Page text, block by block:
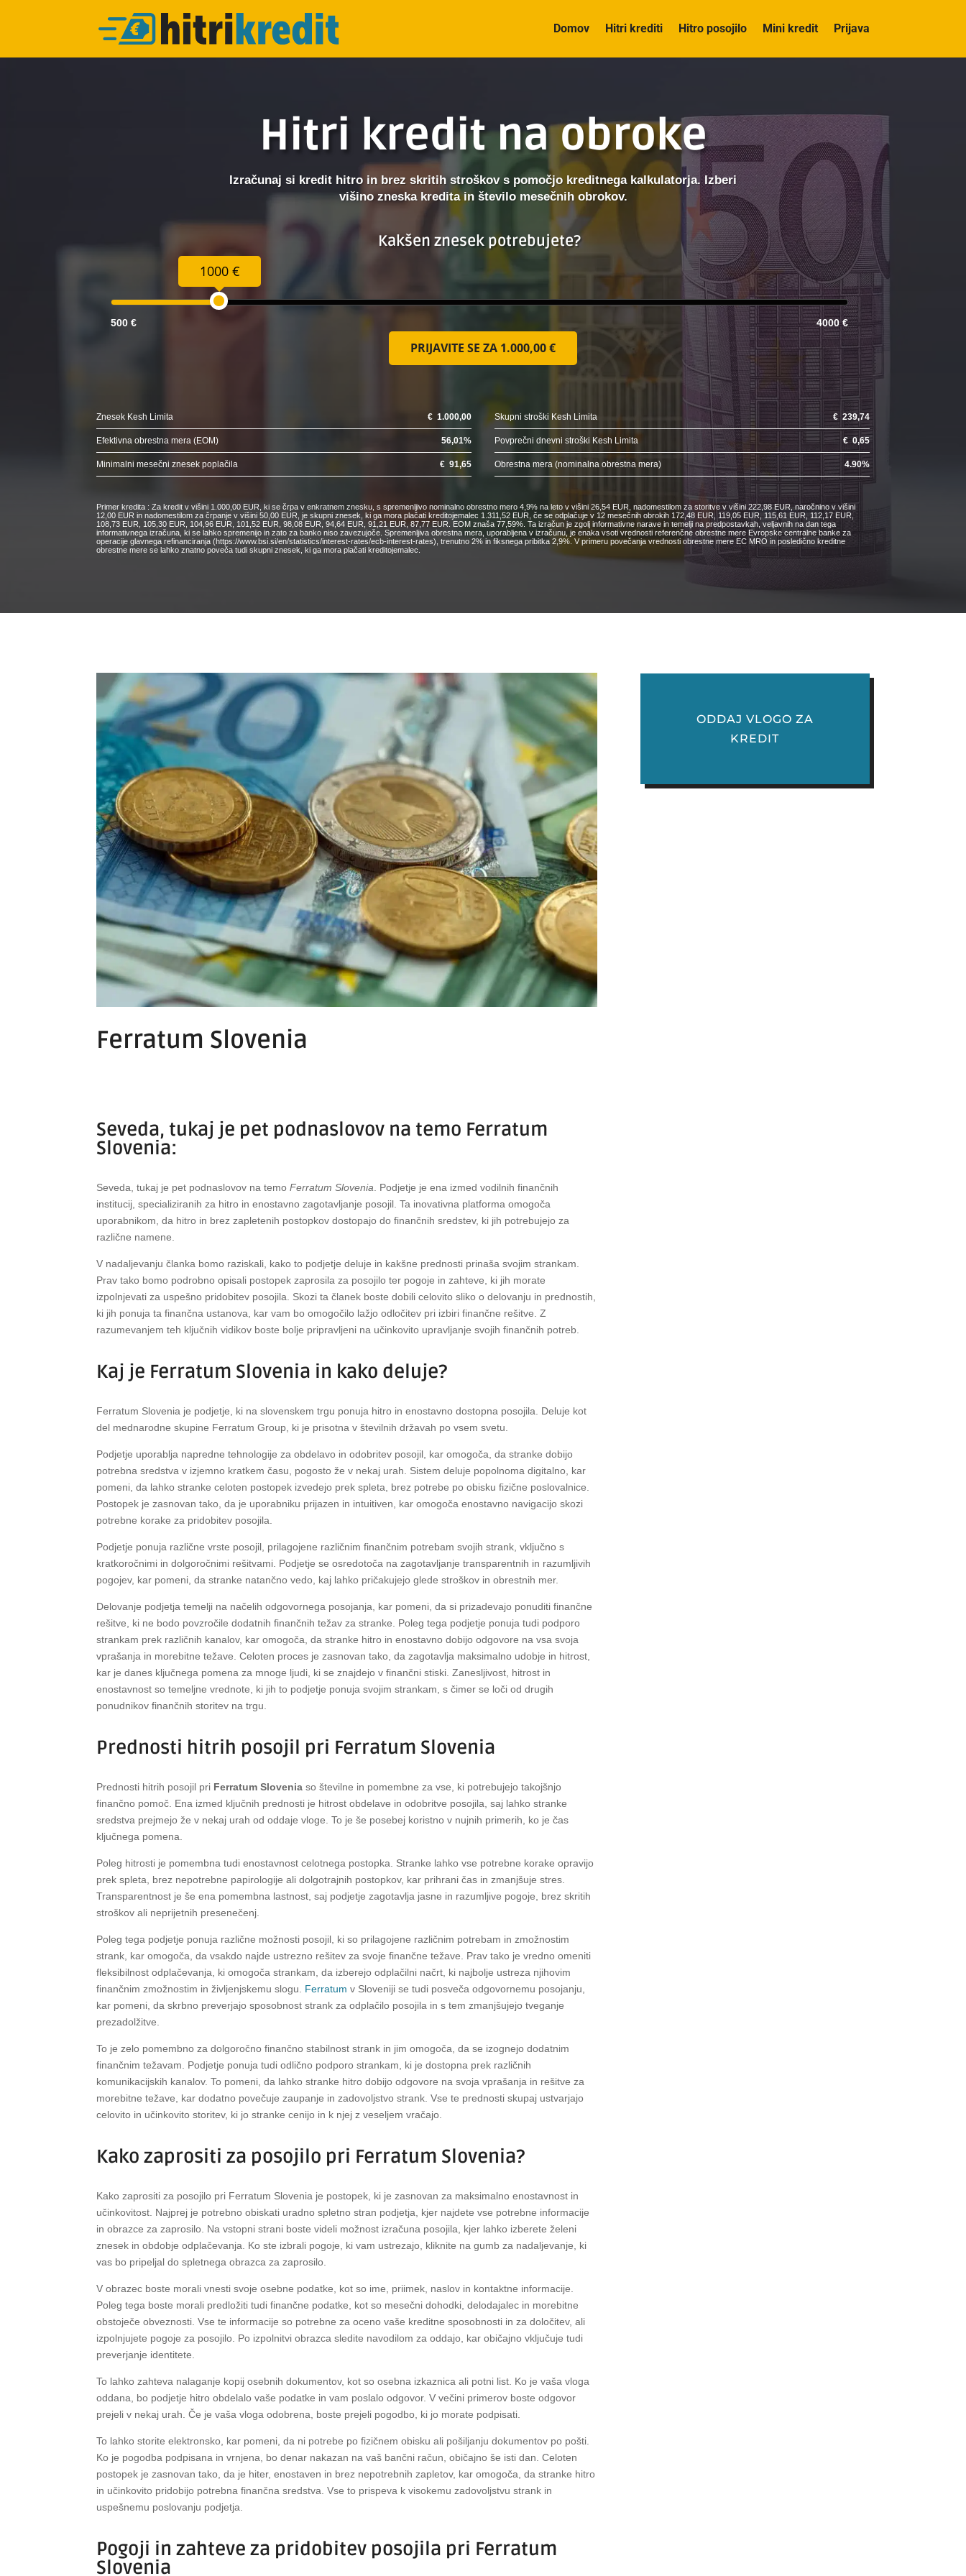
Domov Hitri krediti Hitro posojilo Mini kredit Prijava
Hitri kredit na obroke
Izračunaj si kredit hitro in brez skritih stroškov s pomočjo kreditnega kalkulatorja. Izberi
višino zneska kredita in število mesečnih obrokov.
Kakšen znesek potrebujete?
1000 €
500 € 4000 €
PRIJAVITE SE ZA 1.000,00 €
Znesek Kesh Limita € 1.000,00 Skupni stroški Kesh Limita € 239,74
Efektivna obrestna mera (EOM) 56,01% Povprečni dnevni stroški Kesh Limita €0,65
Minimalni mesečni znesek poplačila € 91,65 Obrestna mera (nominalna obrestna mera) 4.90%
Primer kredita : Za kredit v višini 1.000,00 EUR, ki se črpa v enkratnem znesku, s spremenljivo nominalno obrestno mero 4,9% na leto v višini 26,54 EUR, nadomestilom za storitve v višini 222,98 EUR, naročnino v višini
12,00 EUR in nadomestilom za črpanje v višini 50,00 EUR, je skupni znesek, ki ga mora plačati kreditojemalec 1.311,52 EUR, če se odplačuje v 12 mesečnih obrokih 172,48 EUR, 119,05 EUR, 115,61 EUR, 112,17 EUR,
108,73 EUR, 105,30 EUR, 104,96 EUR, 101,52 EUR, 98,08 EUR, 94,64 EUR, 91,21 EUR, 87,77 EUR. EOM znaša 77,59%. Ta izračun je zgolj informativne narave in temelji na predpostavkah, veljavnih na dan tega
informativnega izračuna, ki se lahko spremenijo in zato za banko niso zavezujoče. Spremenljiva obrestna mera, uporabljena v izračunu, je enaka vsoti vrednosti referenčne obrestne mere Evropske centralne banke za
operacije glavnega refinanciranja (https://www.bsi.si/en/statistics/interest-rates/ecb-interest-rates), trenutno 2% in fiksnega pribitka 2,9%. V primeru povečanja vrednosti obrestne mere EC MRO in posledično kreditne
obrestne mere se lahko znatno poveča tudi skupni znesek, ki ga mora plačati kreditojemalec.
Ferratum Slovenia
Seveda, tukaj je pet podnaslovov na temo Ferratum
Slovenia:
Seveda, tukaj je pet podnaslovov na temoFerratum Slovenia . Podjetje je ena izmed vodilnih finančnih
institucij, specializiranih za hitro in enostavno zagotavljanje posojil. Ta inovativna platforma omogoča
uporabnikom, da hitro in brez zapletenih postopkov dostopajo do finančnih sredstev, ki jih potrebujejo za
različne namene.
V nadaljevanju članka bomo raziskali, kako to podjetje deluje in kakšne prednosti prinaša svojim strankam.
Prav tako bomo podrobno opisali postopek zaprosila za posojilo ter pogoje in zahteve, ki jih morate
izpolnjevati za uspešno pridobitev posojila. Skozi ta članek boste dobili celovito sliko o delovanju in prednostih,
ki jih ponuja ta finančna ustanova, kar vam bo omogočilo lažjo odločitev pri izbiri finančne rešitve. Z
razumevanjem teh ključnih vidikov boste bolje pripravljeni na učinkovito upravljanje svojih finančnih potreb.
Kaj je Ferratum Slovenia in kako deluje?
Ferratum Slovenia je podjetje, ki na slovenskem trgu ponuja hitro in enostavno dostopna posojila. Deluje kot
del mednarodne skupine Ferratum Group, ki je prisotna v številnih državah po vsem svetu.
Podjetje uporablja napredne tehnologije za obdelavo in odobritev posojil, kar omogoča, da stranke dobijo
potrebna sredstva v izjemno kratkem času, pogosto že v nekaj urah. Sistem deluje popolnoma digitalno, kar
pomeni, da lahko stranke celoten postopek izvedejo prek spleta, brez potrebe po obisku fizične poslovalnice.
Postopek je zasnovan tako, da je uporabniku prijazen in intuitiven, kar omogoča enostavno navigacijo skozi
potrebne korake za pridobitev posojila.
Podjetje ponuja različne vrste posojil, prilagojene različnim finančnim potrebam svojih strank, vključno s
kratkoročnimi in dolgoročnimi rešitvami. Podjetje se osredotoča na zagotavljanje transparentnih in razumljivih
pogojev, kar pomeni, da stranke natančno vedo, kaj lahko pričakujejo glede stroškov in obrestnih mer.
Delovanje podjetja temelji na načelih odgovornega posojanja, kar pomeni, da si prizadevajo ponuditi finančne
rešitve, ki ne bodo povzročile dodatnih finančnih težav za stranke. Poleg tega podjetje ponuja tudi podporo
strankam prek različnih kanalov, kar omogoča, da stranke hitro in enostavno dobijo odgovore na vsa svoja
vprašanja in morebitne težave. Celoten proces je zasnovan tako, da zagotavlja maksimalno udobje in hitrost,
kar je danes ključnega pomena za mnoge ljudi, ki se znajdejo v finančni stiski. Zanesljivost, hitrost in
enostavnost so temeljne vrednote, ki jih to podjetje ponuja svojim strankam, s čimer se loči od drugih
ponudnikov finančnih storitev na trgu.
Prednosti hitrih posojil pri Ferratum Slovenia
Prednosti hitrih posojil pri Ferratum Slovenia so številne in pomembne za vse, ki potrebujejo takojšnjo
finančno pomoč. Ena izmed ključnih prednosti je hitrost obdelave in odobritve posojila, saj lahko stranke
sredstva prejmejo že v nekaj urah od oddaje vloge. To je še posebej koristno v nujnih primerih, ko je čas
ključnega pomena.
Poleg hitrosti je pomembna tudi enostavnost celotnega postopka. Stranke lahko vse potrebne korake opravijo
prek spleta, brez nepotrebne papirologije ali dolgotrajnih postopkov, kar prihrani čas in zmanjšuje stres.
Transparentnost je še ena pomembna lastnost, saj podjetje zagotavlja jasne in razumljive pogoje, brez skritih
stroškov ali neprijetnih presenečenj.
Poleg tega podjetje ponuja različne možnosti posojil, ki so prilagojene različnim potrebam in zmožnostim
strank, kar omogoča, da vsakdo najde ustrezno rešitev za svoje finančne težave. Prav tako je vredno omeniti
fleksibilnost odplačevanja, ki omogoča strankam, da izberejo odplačilni načrt, ki najbolje ustreza njihovim
finančnim zmožnostim in življenjskemu slogu. Ferratum v Sloveniji se tudi posveča odgovornemu posojanju,
kar pomeni, da skrbno preverjajo sposobnost strank za odplačilo posojila in s tem zmanjšujejo tveganje
prezadolžitve.
To je zelo pomembno za dolgoročno finančno stabilnost strank in jim omogoča, da se izognejo dodatnim
finančnim težavam. Podjetje ponuja tudi odlično podporo strankam, ki je dostopna prek različnih
komunikacijskih kanalov. To pomeni, da lahko stranke hitro dobijo odgovore na svoja vprašanja in rešitve za
morebitne težave, kar dodatno povečuje zaupanje in zadovoljstvo strank. Vse te prednosti skupaj ustvarjajo
celovito in učinkovito storitev, ki jo stranke cenijo in k njej z veseljem vračajo.
Kako zaprositi za posojilo pri Ferratum Slovenia?
Kako zaprositi za posojilo pri Ferratum Slovenia je postopek, ki je zasnovan za maksimalno enostavnost in
učinkovitost. Najprej je potrebno obiskati uradno spletno stran podjetja, kjer najdete vse potrebne informacije
in obrazce za zaprosilo. Na vstopni strani boste videli možnost izračuna posojila, kjer lahko izberete želeni
znesek in obdobje odplačevanja. Ko ste izbrali pogoje, ki vam ustrezajo, kliknite na gumb za nadaljevanje, ki
vas bo pripeljal do spletnega obrazca za zaprosilo.
V obrazec boste morali vnesti svoje osebne podatke, kot so ime, priimek, naslov in kontaktne informacije.
Poleg tega boste morali predložiti tudi finančne podatke, kot so mesečni dohodki, delodajalec in morebitne
obstoječe obveznosti. Vse te informacije so potrebne za oceno vaše kreditne sposobnosti in za določitev, ali
izpolnjujete pogoje za posojilo. Po izpolnitvi obrazca sledite navodilom za oddajo, kar običajno vključuje tudi
preverjanje identitete.
To lahko zahteva nalaganje kopij osebnih dokumentov, kot so osebna izkaznica ali potni list. Ko je vaša vloga
oddana, bo podjetje hitro obdelalo vaše podatke in vam poslalo odgovor. V večini primerov boste odgovor
prejeli v nekaj urah. Če je vaša vloga odobrena, boste prejeli pogodbo, ki jo morate podpisati.
To lahko storite elektronsko, kar pomeni, da ni potrebe po fizičnem obisku ali pošiljanju dokumentov po pošti.
Ko je pogodba podpisana in vrnjena, bo denar nakazan na vaš bančni račun, običajno še isti dan. Celoten
postopek je zasnovan tako, da je hiter, enostaven in brez nepotrebnih zapletov, kar omogoča, da stranke hitro
in učinkovito pridobijo potrebna finančna sredstva. Vse to prispeva k visokemu zadovoljstvu strank in
uspešnemu poslovanju podjetja.
Pogoji in zahteve za pridobitev posojila pri Ferratum
Slovenia
ODDAJ VLOGO ZA
KREDIT